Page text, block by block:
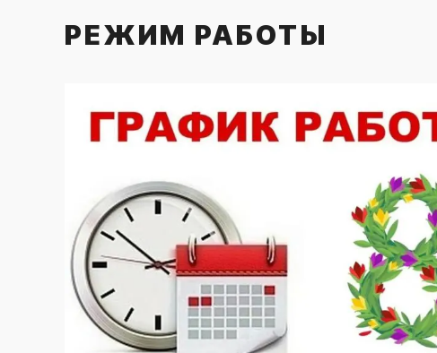
РЕЖИМ РАБОТЫ